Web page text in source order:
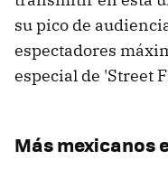
su pico de
espectadores
especial de 'Street
Más mexicanos